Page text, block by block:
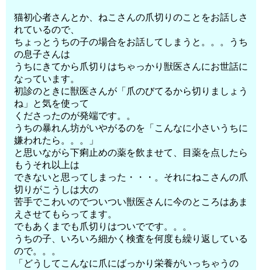
猫初心者さんとか、ねこさんの爪切りのことをお話しさ
れているので、
ちょっとうちの子の場合をお話してしまうと。。。うち
の息子さんは
うちにきてから爪切りはちゃっかり獣医さんにお世話に
なっています。
初診のときに獣医さんが「爪のびてるから切りましょう
ね」と気を使って
くださったのが発端です。。
うちの暴れん坊がいやがるのを「こんなに小さいうちに
嫌われたら。。。」
と思いながら下痢止めの薬を飲ませて、目薬を点したら
もうそれ以上は
できないと思ってしまった・・・。それにねこさんの爪
切りがこうしは大の
苦手でこわいのでついつい獣医さんに今のところはあま
えさせてもらってます。
でもあくまでも爪切りはついでです。。。
うちの子、いろいろ細かく検査を何度も繰り返している
ので。。。
「どうしてこんなに爪にばっかり栄養がいっちゃうの